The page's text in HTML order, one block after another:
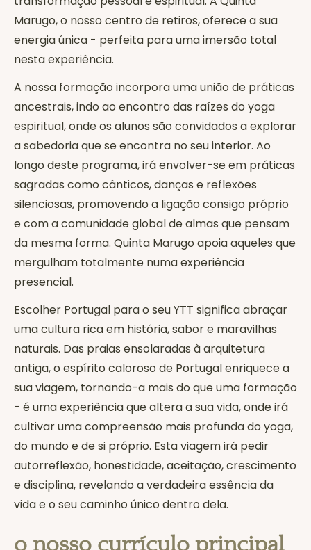
Marugo, o nosso centro de retiros, oferece a sua
energia única - perfeita para uma imersão total
nesta experiência.
A nossa formação incorpora uma união de práticas
ancestrais, indo ao encontro das raízes do yoga
espiritual, onde os alunos são convidados a explorar
a sabedoria que se encontra no seu interior. Ao
longo deste programa, irá envolver-se em práticas
sagradas como cânticos, danças e reflexões
silenciosas, promovendo a ligação consigo próprio
e com a comunidade global de almas que pensam
da mesma forma. Quinta Marugo apoia aqueles que
mergulham totalmente numa experiência
presencial.
Escolher Portugal para o seu YTT significa abraçar
uma cultura rica em história, sabor e maravilhas
naturais. Das praias ensolaradas à arquitetura
antiga, o espírito caloroso de Portugal enriquece a
sua viagem, tornando-a mais do que uma formação
- é uma experiência que altera a sua vida, onde irá
cultivar uma compreensão mais profunda do yoga,
do mundo e de si próprio. Esta viagem irá pedir
autorreflexão, honestidade, aceitação, crescimento
e disciplina, revelando a verdadeira essência da
vida e o seu caminho único dentro dela.
o nosso currículo principal